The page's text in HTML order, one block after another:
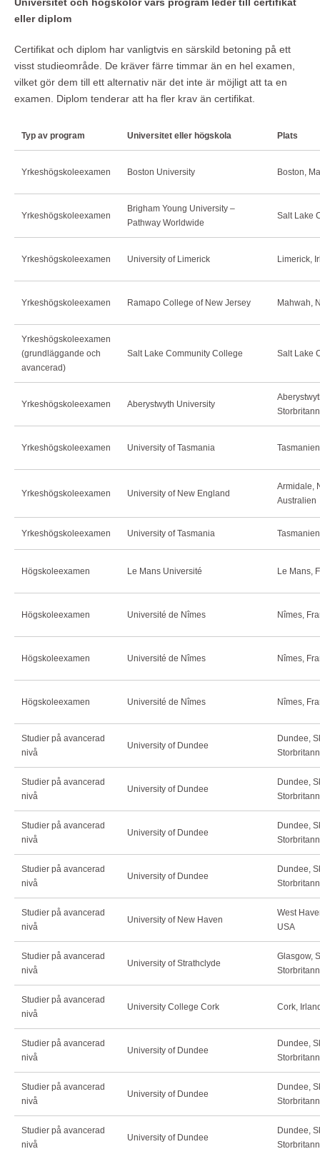
eller diplom
Certifikat och diplom har vanligtvis en särskild betoning på ett
visst studieområde. De kräver färre timmar än en hel examen,
vilket gör dem till ett alternativ när det inte är möjligt att ta en
examen. Diplom tenderar att ha fler krav än certifikat.
Typ av program Universitet eller högskola Plats
Yrkeshögskoleexamen Boston University Boston,
Yrkeshögskoleexamen
Brigham Young University –
Pathway Worldwide
Salt Lake
Yrkeshögskoleexamen University of Limerick Limerick,
Yrkeshögskoleexamen Ramapo College of New Jersey Mahwah,
Yrkeshögskoleexamen
(grundläggande och
avancerad)
Salt Lake Community College Salt Lake
Yrkeshögskoleexamen Aberystwyth University
Yrkeshögskoleexamen University of Tasmania
Yrkeshögskoleexamen University of New England
Armidale,
Australien
Yrkeshögskoleexamen University of Tasmania
Högskoleexamen Le Mans Université Le Mans,
Högskoleexamen Université de Nîmes Nîmes,
Högskoleexamen Université de Nîmes Nîmes,
Högskoleexamen Université de Nîmes Nîmes,
Studier på avancerad
nivå
University of Dundee
Dundee,
Studier på avancerad
nivå
University of Dundee
Dundee,
Studier på avancerad
nivå
University of Dundee
Dundee,
Studier på avancerad
nivå
University of Dundee
Dundee,
Studier på avancerad
nivå
University of New Haven
West
USA
Studier på avancerad
nivå
University of Strathclyde
Glasgow,
Studier på avancerad
nivå
University College Cork Cork,
Studier på avancerad
nivå
University of Dundee
Dundee,
Studier på avancerad
nivå
University of Dundee
Dundee,
Studier på avancerad
nivå
University of Dundee
Dundee,